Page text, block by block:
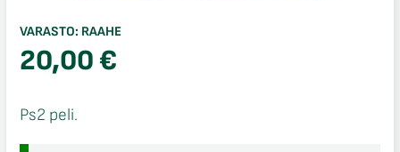
VARASTO: RAAHE
20,00€
Ps2 peli.